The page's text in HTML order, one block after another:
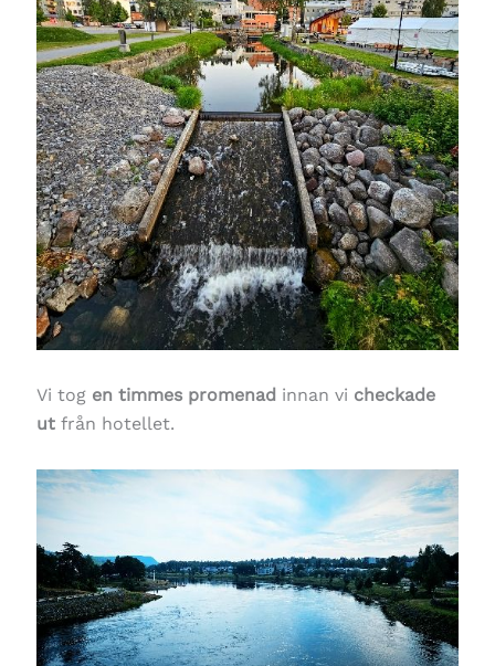
Vi tog en timmes promenad innan vi checkade
utfrån hotellet.